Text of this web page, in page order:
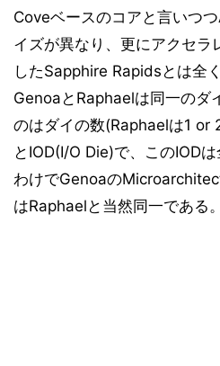
Coveベースのコアと言いつ
イズが異なり、更にアクセラ
したSapphire Rapidsとは全
GenoaとRaphaelは同一のダ
のはダイの数(Raphaelは1 or
とIOD(I/O Die)で、このIOD
わけでGenoaの
はRaphaelと当然同一である。